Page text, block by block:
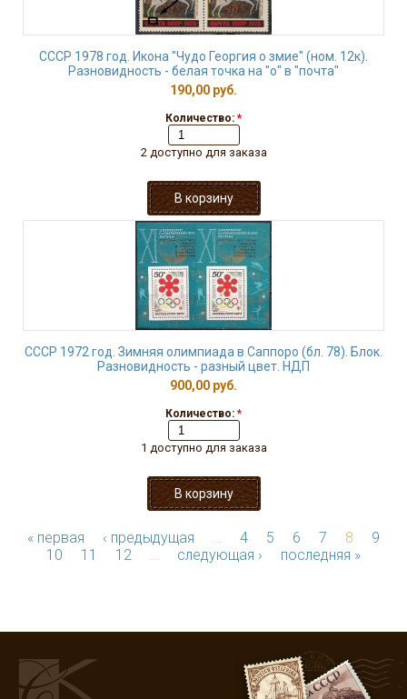
СССР 1978 год. Икона "Чудо Георгия о змие" (ном. 12к).
Разновидность - белая точка на "о" в "почта"
190,00 руб.
Количество: *
2 доступно для заказа
СССР 1972 год. Зимняя олимпиада в Саппоро (бл. 78). Блок.
Разновидность - разный цвет. НДП
900,00 руб.
Количество: *
1 доступно для заказа
« первая ‹ предыдущая … 4 5 6 7 8
9
10
11 12 … следующая › последняя »